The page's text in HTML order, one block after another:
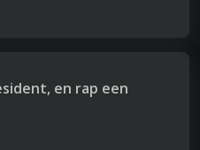
en rap een